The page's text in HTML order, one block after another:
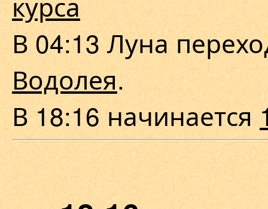
В 04:13 Луна
Водолея.
В 18:16 начинается